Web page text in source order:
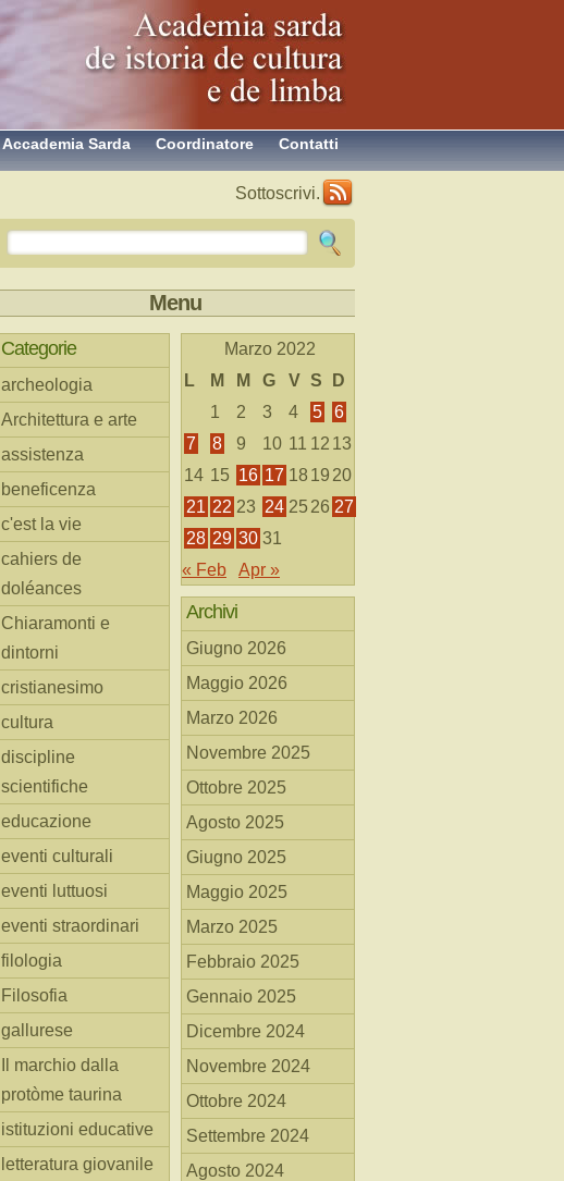
Contatti
Coordinatore
Accademia Sarda
Sottoscrivi.
Menu
Categorie
archeologia
Architettura e arte
assistenza
beneficenza
c'est la vie
cahiers de
doléances
Chiaramonti e
dintorni
cristianesimo
cultura
discipline
scientifiche
educazione
eventi culturali
eventi luttuosi
eventi straordinari
filologia
Filosofia
gallurese
Il marchio dalla
protòme taurina
istituzioni educative
letteratura giovanile
Marzo 2022
L
M M G V S
D
1
2 3 4 5
6
7
8 9 10 11 12 13
14 15 16 17 18 19 20
21 22 23 24 25 26 27
28 29 30 31
« Feb
Apr »
Archivi
Giugno 2026
Maggio 2026
Marzo 2026
Novembre 2025
Ottobre 2025
Agosto 2025
Giugno 2025
Maggio 2025
Marzo 2025
Febbraio 2025
Gennaio 2025
Dicembre 2024
Novembre 2024
Ottobre 2024
Settembre 2024
Agosto 2024